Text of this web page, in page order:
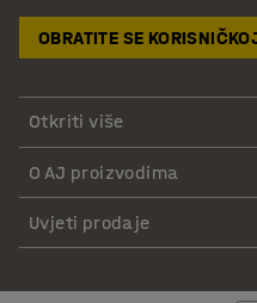
OBRATITE SE
Otkriti više
O AJ proizvodima
Uvjeti prodaje